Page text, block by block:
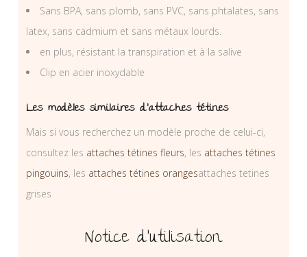
Sans BPA, sans plomb, sans PVC, sans phtalates, sans
latex, sans cadmium et sans métaux lourds.
en plus, résistant la transpiration et à la salive
Clip en acier inoxydable
Les modèles similaires d’attaches tétines
Mais si vous recherchez un modèle proche de celui-ci,
consultez les attaches tétines fleurs, les attaches tétines
pingouins, les attaches tétines orangesattaches tetines
grises
Notice d’utilisation